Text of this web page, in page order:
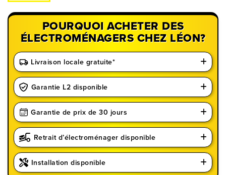
POURQUOI ACHETER DES
ÉLECTROMÉNAGERS CHEZ LÉON?
Livraison locale gratuite*
Garantie L2 disponible
Garantie de prix de 30 jours
Retrait d’électroménager disponible
Installation disponible